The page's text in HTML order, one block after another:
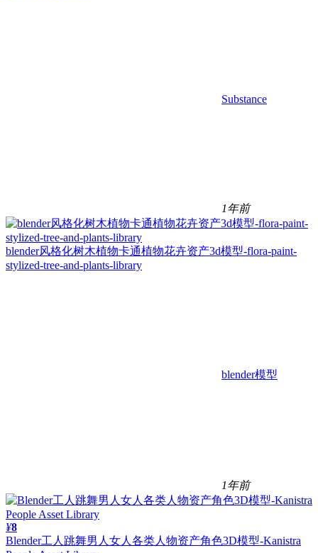
Substance
1年前
blender风格化树木植物卡通植物花卉资产3d模型-flora-paint-
stylized-tree-and-plants-library
blender模型
1年前
¥8
Blender工人跳舞男人女人各类人物资产角色3D模型-Kanistra